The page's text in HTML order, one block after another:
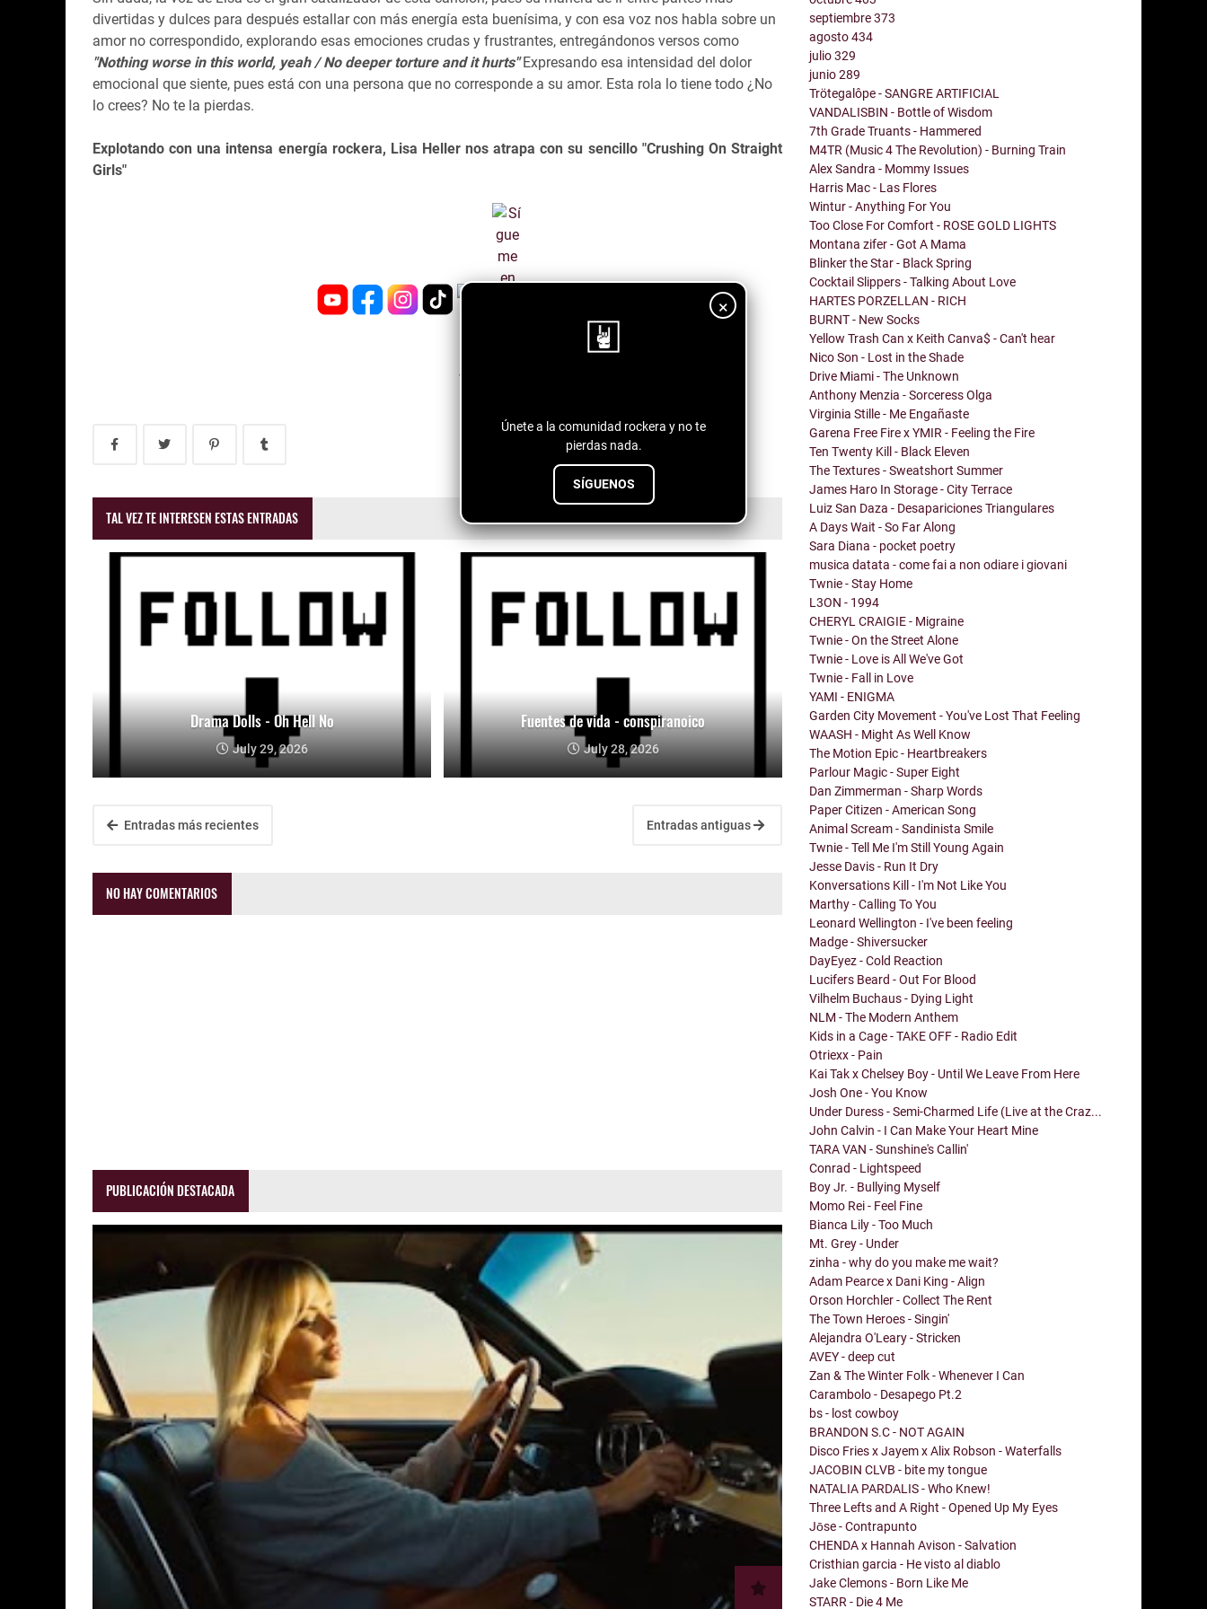
×
Únete a la comunidad rockera y no te
pierdas nada.
SÍGUENOS
divertidas y dulces para después estallar con más energía esta buenísima, y con esa voz nos habla sobre un
amor no correspondido, explorando esas emociones crudas y frustrantes, entregándonos versos como
"Nothing worse in this world, yeah / No deeper torture and it hurts"Expresando esa intensidad del dolor
emocional que siente, pues está con una persona que no corresponde a su amor. Esta rola lo tiene todo ¿No
lo crees? No te la pierdas.
Explotando con una intensa energía rockera, Lisa Heller nos atrapa con su sencillo "Crushing On Straight
Girls"
TAL VEZ TE INTERESEN ESTAS ENTRADAS
Drama Dolls - Oh Hell No
July 29, 2026
Fuentes de vida - conspiranoico
July 28, 2026
Entradas más recientes Entradas antiguas
NO HAY COMENTARIOS
PUBLICACIÓN DESTACADA
septiembre373
agosto434
julio329
junio289
Trötegalôpe - SANGRE ARTIFICIAL
VANDALISBIN - Bottle of Wisdom
7th Grade Truants - Hammered
M4TR (Music 4 The Revolution) - Burning Train
Alex Sandra - Mommy Issues
Harris Mac - Las Flores
Wintur - Anything For You
Too Close For Comfort - ROSE GOLD LIGHTS
Montana zifer - Got A Mama
Blinker the Star - Black Spring
Cocktail Slippers - Talking About Love
HARTES PORZELLAN - RICH
BURNT - New Socks
Yellow Trash Can x Keith Canva$ - Can't hear
Nico Son - Lost in the Shade
Drive Miami - The Unknown
Anthony Menzia - Sorceress Olga
Virginia Stille - Me Engañaste
Garena Free Fire x YMIR - Feeling the Fire
Ten Twenty Kill - Black Eleven
The Textures - Sweatshort Summer
James Haro In Storage - City Terrace
Luiz San Daza - Desapariciones Triangulares
A Days Wait - So Far Along
Sara Diana - pocket poetry
musica datata - come fai a non odiare i giovani
Twnie - Stay Home
L3ON - 1994
CHERYL CRAIGIE - Migraine
Twnie - On the Street Alone
Twnie - Love is All We've Got
Twnie - Fall in Love
YAMI - ENIGMA
Garden City Movement - You've Lost That Feeling
WAASH - Might As Well Know
The Motion Epic - Heartbreakers
Parlour Magic - Super Eight
Dan Zimmerman - Sharp Words
Paper Citizen - American Song
Animal Scream - Sandinista Smile
Twnie - Tell Me I'm Still Young Again
Jesse Davis - Run It Dry
Konversations Kill - I'm Not Like You
Marthy - Calling To You
Leonard Wellington - I've been feeling
Madge - Shiversucker
DayEyez - Cold Reaction
Lucifers Beard - Out For Blood
Vilhelm Buchaus - Dying Light
NLM - The Modern Anthem
Kids in a Cage - TAKE OFF - Radio Edit
Otriexx - Pain
Kai Tak x Chelsey Boy - Until We Leave From Here
Josh One - You Know
Under Duress - Semi-Charmed Life (Live at the Craz...
John Calvin - I Can Make Your Heart Mine
TARA VAN - Sunshine's Callin'
Conrad - Lightspeed
Boy Jr. - Bullying Myself
Momo Rei - Feel Fine
Bianca Lily - Too Much
Mt. Grey - Under
zinha - why do you make me wait?
Adam Pearce x Dani King - Align
Orson Horchler - Collect The Rent
The Town Heroes - Singin'
Alejandra O'Leary - Stricken
AVEY - deep cut
Zan & The Winter Folk - Whenever I Can
Carambolo - Desapego Pt.2
bs - lost cowboy
BRANDON S.C - NOT AGAIN
Disco Fries x Jayem x Alix Robson - Waterfalls
JACOBIN CLVB - bite my tongue
NATALIA PARDALIS - Who Knew!
Three Lefts and A Right - Opened Up My Eyes
Jōse - Contrapunto
CHENDA x Hannah Avison - Salvation
Cristhian garcia - He visto al diablo
Jake Clemons - Born Like Me
STARR - Die 4 Me